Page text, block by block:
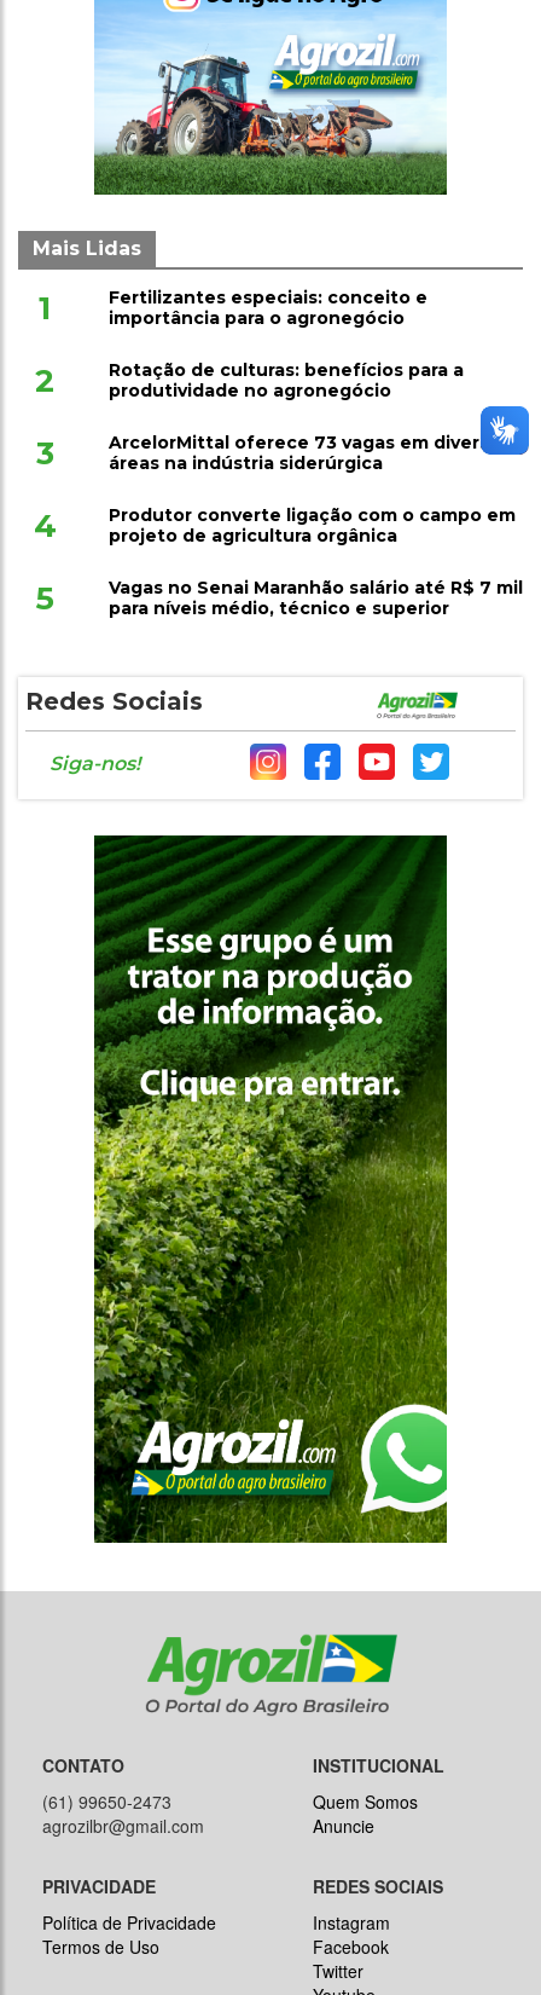
Mais Lidas
1
Fertilizantes especiais: conceito e
importância para o agronegócio
2
Rotação de culturas: benefícios para a
produtividade no agronegócio
3
ArcelorMittal oferece 73 vagas em diversas
áreas na indústria siderúrgica
4
Produtor converte ligação com o campo em
projeto de agricultura orgânica
5
Vagas no Senai Maranhão salário até R$ 7 mil
para níveis médio, técnico e superior
Redes Sociais
Siga-nos!
CONTATO
(61) 99650-2473
agrozilbr@gmail.com
INSTITUCIONAL
Quem Somos
Anuncie
PRIVACIDADE
Política de Privacidade
Termos de Uso
REDES SOCIAIS
Instagram
Facebook
Twitter